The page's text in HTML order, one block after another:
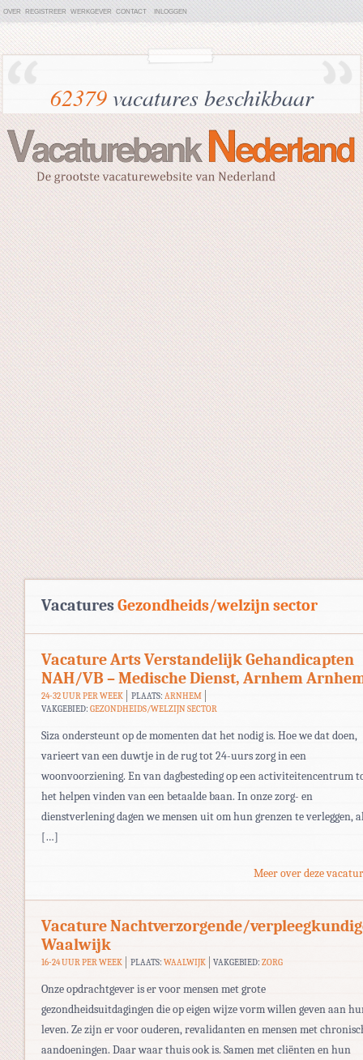
OVER REGISTREER WERKGEVER CONTACT INLOGGEN
62379vacatures beschikbaar
VacaturesGezondheids/welzijn sector
Vacature Arts Verstandelijk Gehandicapten
NAH/VB – Medische Dienst, Arnhem
24-32 UUR PER WEEK PLAATS: ARNHEM
VAKGEBIED: GEZONDHEIDS/WELZIJN SECTOR
Siza ondersteunt op de momenten dat het nodig is. Hoe we dat doen,
varieert van een duwtje in de rug tot 24-uurs zorg in een
woonvoorziening. En van dagbesteding op een activiteitencentrum
het helpen vinden van een betaalde baan. In onze zorg- en
dienstverlening dagen we mensen uit om hun grenzen te verleggen,
[…]
Meer over deze
Vacature Nachtverzorgende/
Waalwijk
16-24 UUR PER WEEK PLAATS: WAALWIJK VAKGEBIED:ZORG
Onze opdrachtgever is er voor mensen met grote
gezondheidsuitdagingen die op eigen wijze vorm willen geven aan
leven. Ze zijn er voor ouderen, revalidanten en mensen met
aandoeningen. Daar waar thuis ook is. Samen met cliënten en hun